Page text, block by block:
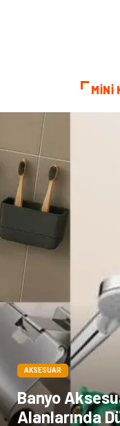
MİNİ
AKSESUAR
Banyo
Alanlarında